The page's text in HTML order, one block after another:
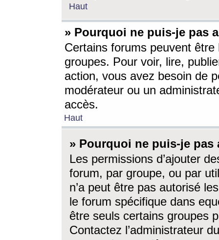
Haut
» Pourquoi ne puis-je pas
Certains forums peuvent être
groupes. Pour voir, lire,
action, vous avez besoin de
modérateur ou un
accès.
Haut
» Pourquoi ne puis-je
Les permissions d’ajouter
forum, par groupe, ou par
n’a peut être pas autorisé
le forum spécifique dans
être seuls certains groupes
Contactez l’administrateur